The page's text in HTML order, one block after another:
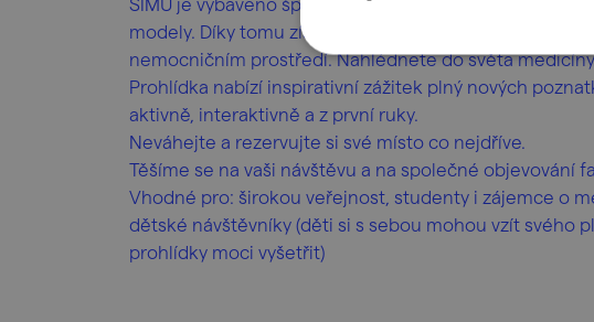
modely. Díky tomu získáte autentickou představu o
nemocničním prostředí. Nahlédnete do světa
Prohlídka nabízí inspirativní zážitek plný nových
aktivně, interaktivně a z první ruky.
Neváhejte a rezervujte si své místo co nejdříve.
Těšíme se na vaši návštěvu a na společné objevování
Vhodné pro: širokou veřejnost, studenty i zájemce o
dětské návštěvníky (děti si s sebou mohou vzít svého
prohlídky moci vyšetřit)